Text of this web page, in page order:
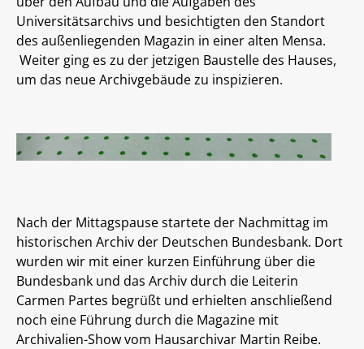
Universitätsarchivs und besichtigten den Standort
des außenliegenden Magazin in einer alten Mensa.
Weiter ging es zu der jetzigen Baustelle des Hauses,
um das neue Archivgebäude zu inspizieren.
Nach der Mittagspause startete der Nachmittag im
historischen Archiv der Deutschen Bundesbank. Dort
wurden wir mit einer kurzen Einführung über die
Bundesbank und das Archiv durch die Leiterin
Carmen Partes begrüßt und erhielten anschließend
noch eine Führung durch die Magazine mit
Archivalien-Show vom Hausarchivar Martin Reibe.